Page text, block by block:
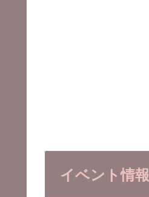
イベント情報